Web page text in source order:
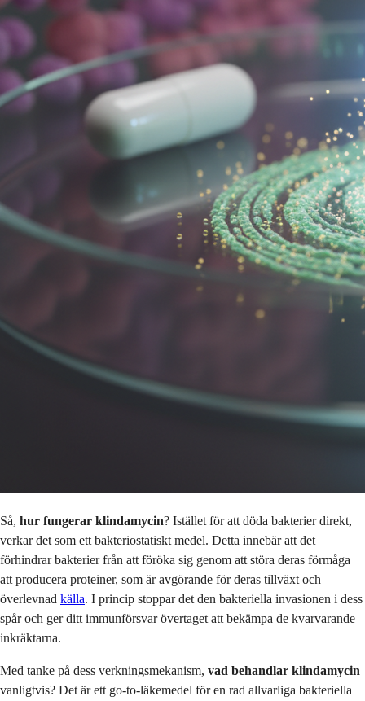
Så, hur fungerar klindamycin? Istället för att döda bakterier direkt,
verkar det som ett bakteriostatiskt medel. Detta innebär att det
förhindrar bakterier från att föröka sig genom att störa deras förmåga
att producera proteiner, som är avgörande för deras tillväxt och
överlevnad källa. I princip stoppar det den bakteriella invasionen i dess
spår och ger ditt immunförsvar övertaget att bekämpa de kvarvarande
inkräktarna.
Med tanke på dess verkningsmekanism, vad behandlar klindamycin
vanligtvis? Det är ett go-to-läkemedel för en rad allvarliga bakteriella